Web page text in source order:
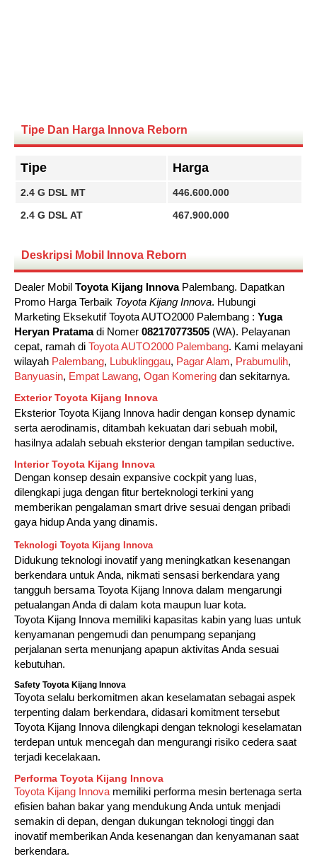
Tipe Dan Harga Innova Reborn
Tipe Harga
2.4 G DSL MT
446.600.000
2.4 G DSL AT
467.900.000
Deskripsi Mobil Innova Reborn
Dealer Mobil Toyota Kijang InnovaPalembang. Dapatkan
Promo Harga Terbaik Toyota Kijang Innova. Hubungi
Marketing Eksekutif Toyota AUTO2000 Palembang : Yuga
Heryan Pratamadi Nomer 082170773505 (WA). Pelayanan
cepat, ramah di Toyota AUTO2000 Palembang. Kami melayani
wilayah Palembang, Lubuklinggau, Pagar Alam, Prabumulih,
Banyuasin, Empat Lawang, Ogan Komering dan sekitarnya.
Exterior Toyota Kijang Innova
Eksterior Toyota Kijang Innova hadir dengan konsep dynamic
serta aerodinamis, ditambah kekuatan dari sebuah mobil,
hasilnya adalah sebuah eksterior dengan tampilan seductive.
Interior Toyota Kijang Innova
Dengan konsep desain expansive cockpit yang luas,
dilengkapi juga dengan fitur berteknologi terkini yang
memberikan pengalaman smart drive sesuai dengan pribadi
gaya hidup Anda yang dinamis.
Teknologi Toyota Kijang Innova
Didukung teknologi inovatif yang meningkatkan kesenangan
berkendara untuk Anda, nikmati sensasi berkendara yang
tangguh bersama Toyota Kijang Innova dalam mengarungi
petualangan Anda di dalam kota maupun luar kota.
Toyota Kijang Innova memiliki kapasitas kabin yang luas untuk
kenyamanan pengemudi dan penumpang sepanjang
perjalanan serta menunjang apapun aktivitas Anda sesuai
kebutuhan.
Safety Toyota Kijang Innova
Toyota selalu berkomitmen akan keselamatan sebagai aspek
terpenting dalam berkendara, didasari komitment tersebut
Toyota Kijang Innova dilengkapi dengan teknologi keselamatan
terdepan untuk mencegah dan mengurangi risiko cedera saat
terjadi kecelakaan.
Performa Toyota Kijang Innova
Toyota Kijang Innova memiliki performa mesin bertenaga serta
efisien bahan bakar yang mendukung Anda untuk menjadi
semakin di depan, dengan dukungan teknologi tinggi dan
inovatif memberikan Anda kesenangan dan kenyamanan saat
berkendara.